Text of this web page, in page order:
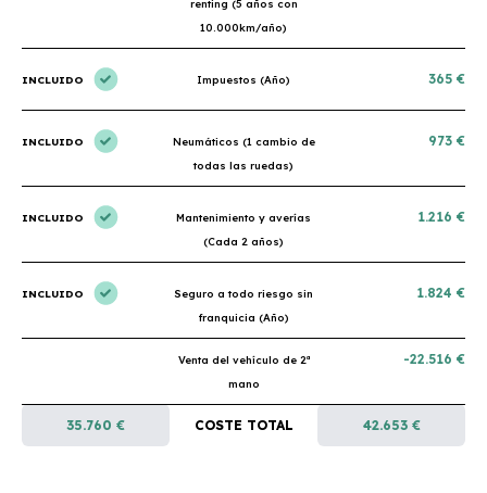
renting (5 años con
10.000km/año)
INCLUIDO Impuestos (Año) 365 €
INCLUIDO
Neumáticos (1 cambio de
todas las ruedas)
973 €
INCLUIDO
Mantenimiento y averías
(Cada 2 años)
1.216 €
INCLUIDO
Seguro a todo riesgo sin
franquicia (Año)
1.824 €
Venta del vehículo de 2ª
mano
-22.516 €
35.760 € COSTE TOTAL 42.653 €